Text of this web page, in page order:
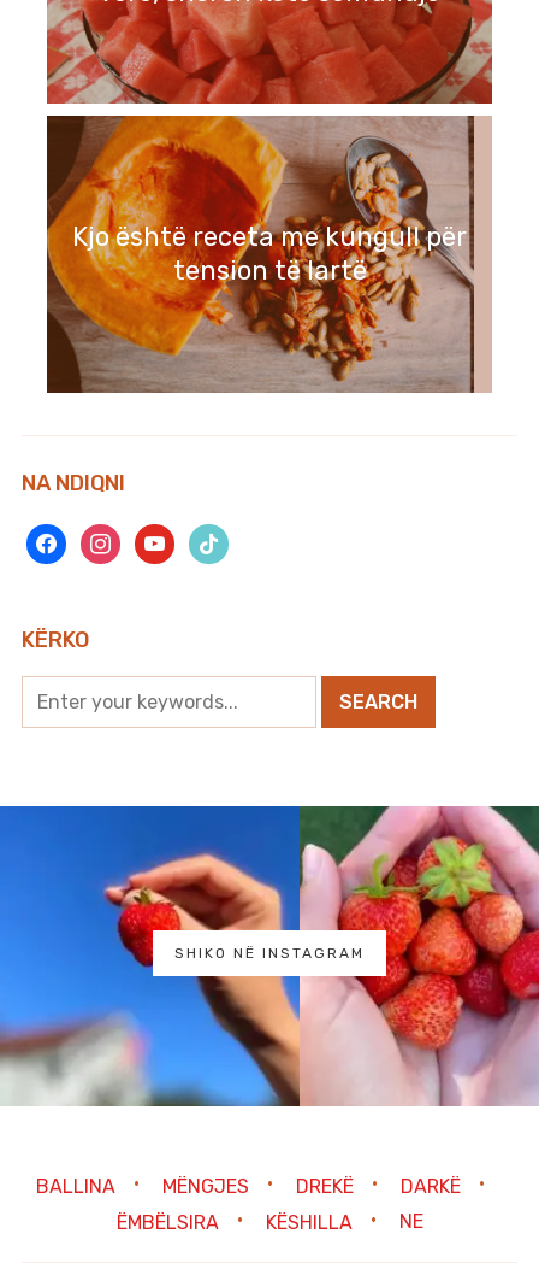
Kjo është receta me kungull për
tension të lartë
NA NDIQNI
facebookinstagramyoutubetiktok
KËRKO
SHIKO NË INSTAGRAM
BALLINA MËNGJES DREKË
DARKË
ËMBËLSIRA
KËSHILLA NE